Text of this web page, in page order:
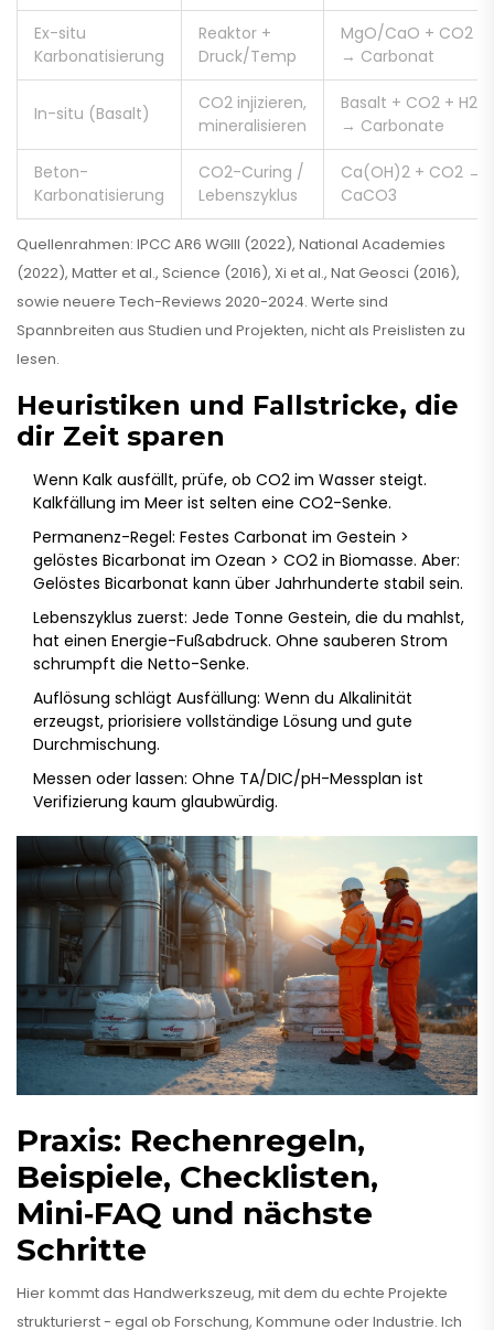
Ex-situ
Karbonatisierung
Reaktor +
Druck/Temp
MgO/CaO + CO2
→ Carbonat
In-situ (Basalt)
CO2 injizieren,
mineralisieren
Basalt + CO2 + H2O
→ Carbonate
Beton-
Karbonatisierung
CO2-Curing /
Lebenszyklus
Ca(OH)2 + CO2 →
CaCO3
Quellenrahmen: IPCC AR6 WGIII (2022), National Academies
(2022), Matter et al., Science (2016), Xi et al., Nat Geosci (2016),
sowie neuere Tech-Reviews 2020-2024. Werte sind
Spannbreiten aus Studien und Projekten, nicht als Preislisten zu
lesen.
Heuristiken und Fallstricke, die
dir Zeit sparen
Wenn Kalk ausfällt, prüfe, ob CO2 im Wasser steigt.
Kalkfällung im Meer ist selten eine CO2-Senke.
Permanenz-Regel: Festes Carbonat im Gestein >
gelöstes Bicarbonat im Ozean > CO2 in Biomasse. Aber:
Gelöstes Bicarbonat kann über Jahrhunderte stabil sein.
Lebenszyklus zuerst: Jede Tonne Gestein, die du mahlst,
hat einen Energie-Fußabdruck. Ohne sauberen Strom
schrumpft die Netto-Senke.
Auflösung schlägt Ausfällung: Wenn du Alkalinität
erzeugst, priorisiere vollständige Lösung und gute
Durchmischung.
Messen oder lassen: Ohne TA/DIC/pH-Messplan ist
Verifizierung kaum glaubwürdig.
Praxis: Rechenregeln,
Beispiele, Checklisten,
Mini‑FAQ und nächste
Schritte
Hier kommt das Handwerkszeug, mit dem du echte Projekte
strukturierst - egal ob Forschung, Kommune oder Industrie. Ich